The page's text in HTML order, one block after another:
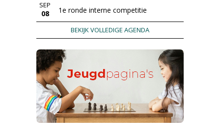
SEP
08 1e ronde interne competitie
BEKIJK VOLLEDIGE AGENDA